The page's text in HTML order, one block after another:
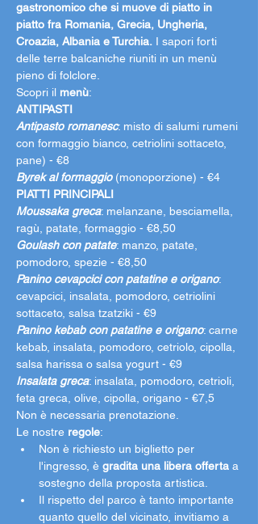
gastronomico che si muove di piatto in
piatto fra Romania, Grecia, Ungheria,
Croazia, Albania e Turchia. I sapori forti
delle terre balcaniche riuniti in un menù
pieno di folclore.
Scopri il menù:
ANTIPASTI
Antipasto romanesc: misto di salumi rumeni
con formaggio bianco, cetriolini sottaceto,
pane) - €8
Byrek al formaggio (monoporzione) - €4
PIATTI PRINCIPALI
Moussaka greca: melanzane, besciamella,
ragù, patate, formaggio - €8,50
Goulash con patate: manzo, patate,
pomodoro, spezie - €8,50
Panino cevapcici con patatine e origano:
cevapcici, insalata, pomodoro, cetriolini
sottaceto, salsa tzatziki - €9
Panino kebab con patatine e origano: carne
kebab, insalata, pomodoro, cetriolo, cipolla,
salsa harissa o salsa yogurt - €9
Insalata greca: insalata, pomodoro, cetrioli,
feta greca, olive, cipolla, origano - €7,5
Non è necessaria prenotazione.
Le nostre regole:
Non è richiesto un biglietto per
l'ingresso, è gradita una libera offerta a
sostegno della proposta artistica.
Il rispetto del parco è tanto importante
quanto quello del vicinato, invitiamo a